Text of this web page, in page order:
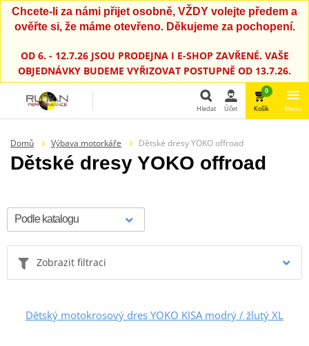
Chcete-li za námi přijet osobně, VŽDY volejte předem a
ověřte si, že máme otevřeno. Děkujeme za pochopení.
OD 6. - 12.7.26 JSOU PRODEJNA I E-SHOP ZAVŘENÉ. VAŠE
OBJEDNÁVKY BUDEME VYŘIZOVAT POSTUPNĚ OD 13.7.26.
Hledat Účet
0
Košík Menu
Domů Výbava motorkáře Dětské dresy YOKO offroad
Dětské dresy YOKO offroad
Zobrazit filtraci
Dětský motokrosový dres YOKO KISA modrý / žlutý XL